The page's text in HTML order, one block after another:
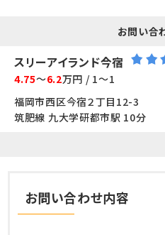
お問い合
スリーアイランド今宿
4.75～6.2万円 / 1～1
福岡市西区今宿２丁目12-3
筑肥線 九大学研都市駅 10分
お問い合わせ内容